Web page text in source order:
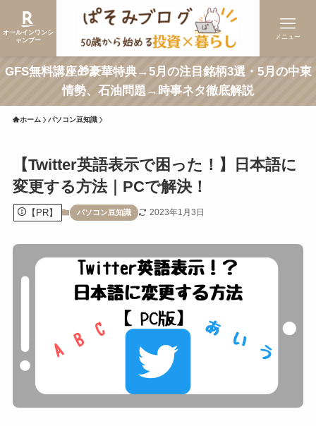
オールインワンシ
ャンプー
メニュー
GFS無料講座🎁豪華特典→5月の注目銘柄3選・5月の中東
情勢、石油問題→時事ネタ徹底解説
ホーム パソコン豆知識
【Twitter英語表示で困った！】日本語に
変更する方法｜PCで解決！
【PR】 パソコン豆知識 2023年1月3日